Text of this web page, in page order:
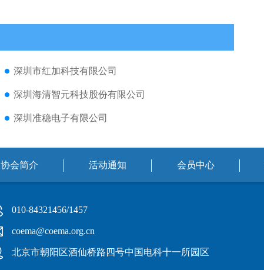
深圳市红加科技有限公司
深圳海清智元科技股份有限公司
深圳准稳电子有限公司
协会简介 活动通知 会员中心
010-84321456/1457
coema@coema.org.cn
北京市朝阳区酒仙桥路四号中国电科十一所园区